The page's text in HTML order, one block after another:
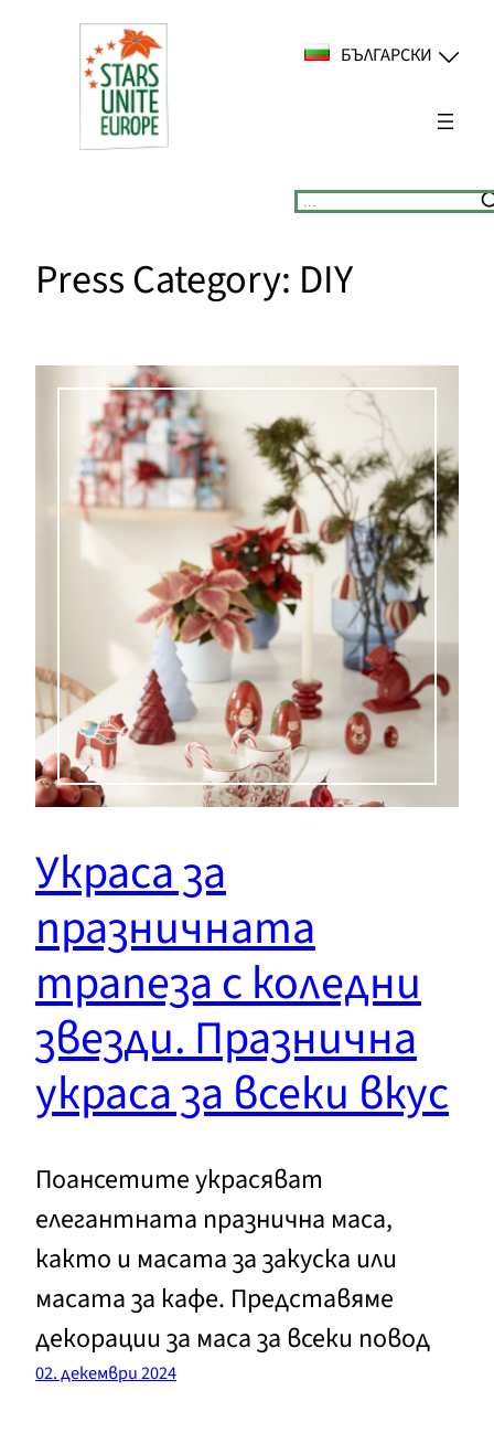
съдържанието
БЪЛГАРСКИ
Suchen
Press Category: DIY
Украса за
празничната
трапеза с коледни
звезди. Празнична
украса за всеки вкус
Поансетите украсяват
елегантната празнична маса,
както и масата за закуска или
масата за кафе. Представяме
декорации за маса за всеки повод
02. декември 2024